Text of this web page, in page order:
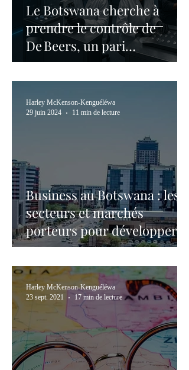
Le Botswana cherche à
prendre le contrôle de
De Beers, un pari
stratégique sur le diamant
Business au Botswana : les
secteurs et marchés
porteurs pour développer
son activité
Harley McKenson-Kenguéléwa
29 juin 2024
11 min de lecture
Harley McKenson-Kenguéléwa
23 sept. 2021
17 min de lecture